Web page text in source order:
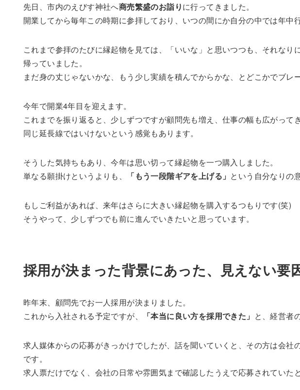
先日、市内のえびす神社へ商売繁盛のお詣りに行ってきました。
開業してから毎年この時期に参拝しており、いつの間にか自分の中では年中
これまで参拝のたびに縁起物を見ては、「いいな」と思いつつも、それなり
帰っていました。
まだ身の丈じゃないかな、もう少し実績を積んでからかな、とどこかでブレ
今年で開業4年目を迎えます。
これまでを振り返ると、少しずつですが顧問先も増え、仕事の幅も広がって
同じ延長線ではいけないという感覚もあります。
そうした気持ちもあり、今年は思い切って縁起物を一つ購入しました。
単なる願掛けというよりも、
「もう一段階ギアを上げる」 という自分なりの
もしご利益があれば、来年はさらに大きい縁起物を購入するつもりです(笑)
そうやって、少しずつでも前に進んでいきたいと思っています。
採用が決まった背景にあった、見えない要
昨年末、顧問先でお一人採用が決まりました。
これから入社される予定ですが、
「本当に良い方を採用できた」 と、経営者
求人媒体からの応募がきっかけでしたが、話を聞いていくと、その方は会社
です。
求人票だけでなく、会社の日常や雰囲気まで確認したうえで応募されていた